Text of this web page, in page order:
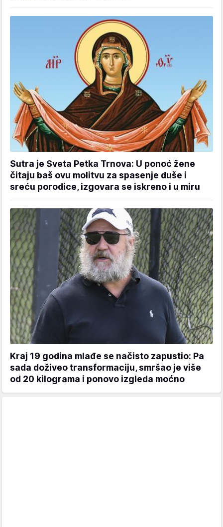
Sutra je Sveta Petka Trnova: U ponoć žene
čitaju baš ovu molitvu za spasenje duše i
sreću porodice, izgovara se iskreno i u miru
Kraj 19 godina mlađe se načisto zapustio: Pa
sada doživeo transformaciju, smršao je više
od 20 kilograma i ponovo izgleda moćno